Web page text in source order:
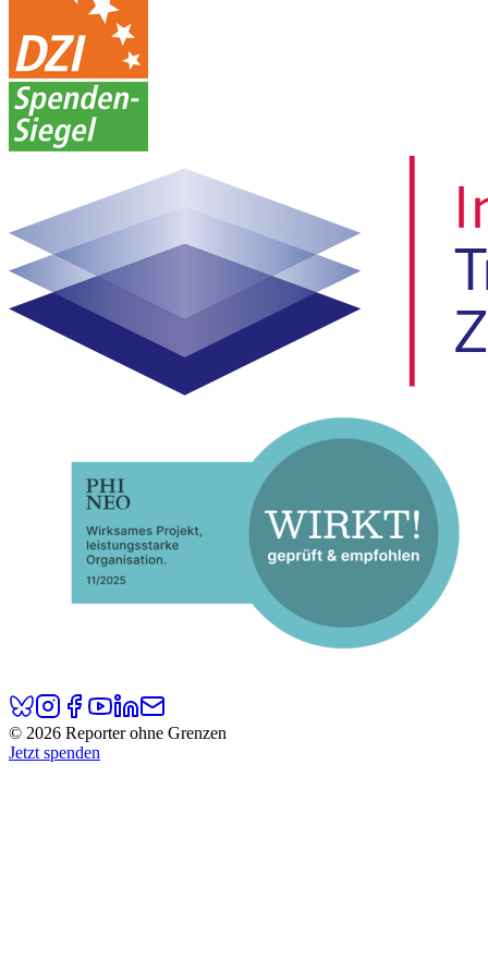
© 2026 Reporter ohne Grenzen
Jetzt spenden